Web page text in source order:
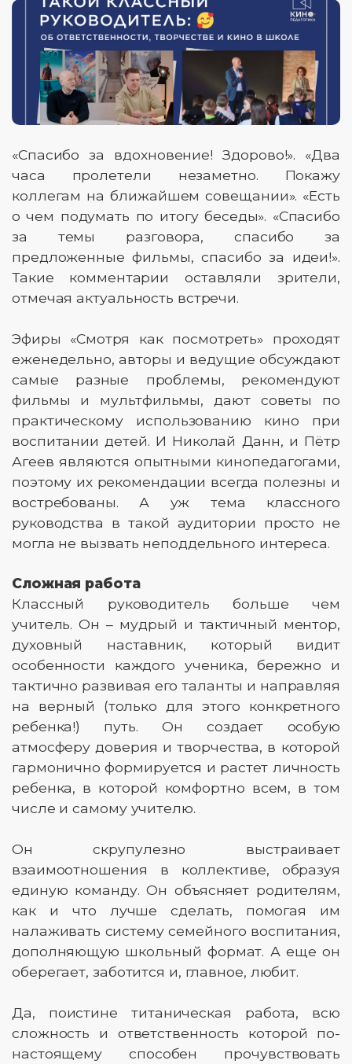
«Спасибо за вдохновение! Здорово!». «Два
часа пролетели незаметно. Покажу
коллегам на ближайшем совещании». «Есть
о чем подумать по итогу беседы». «Спасибо
за темы разговора, спасибо за
предложенные фильмы, спасибо за идеи!».
Такие комментарии оставляли зрители,
отмечая актуальность встречи.
Эфиры «Смотря как посмотреть» проходят
еженедельно, авторы и ведущие обсуждают
самые разные проблемы, рекомендуют
фильмы и мультфильмы, дают советы по
практическому использованию кино при
воспитании детей. И Николай Данн, и Пётр
Агеев являются опытными кинопедагогами,
поэтому их рекомендации всегда полезны и
востребованы. А уж тема классного
руководства в такой аудитории просто не
могла не вызвать неподдельного интереса.
Сложная работа
Классный руководитель больше чем
учитель. Он – мудрый и тактичный ментор,
духовный наставник, который видит
особенности каждого ученика, бережно и
тактично развивая его таланты и направляя
на верный (только для этого конкретного
ребенка!) путь. Он создает особую
атмосферу доверия и творчества, в которой
гармонично формируется и растет личность
ребенка, в которой комфортно всем, в том
числе и самому учителю.
Он скрупулезно выстраивает
взаимоотношения в коллективе, образуя
единую команду. Он объясняет родителям,
как и что лучше сделать, помогая им
налаживать систему семейного воспитания,
дополняющую школьный формат. А еще он
оберегает, заботится и, главное, любит.
Да, поистине титаническая работа, всю
сложность и ответственность которой по-
настоящему способен прочувствовать